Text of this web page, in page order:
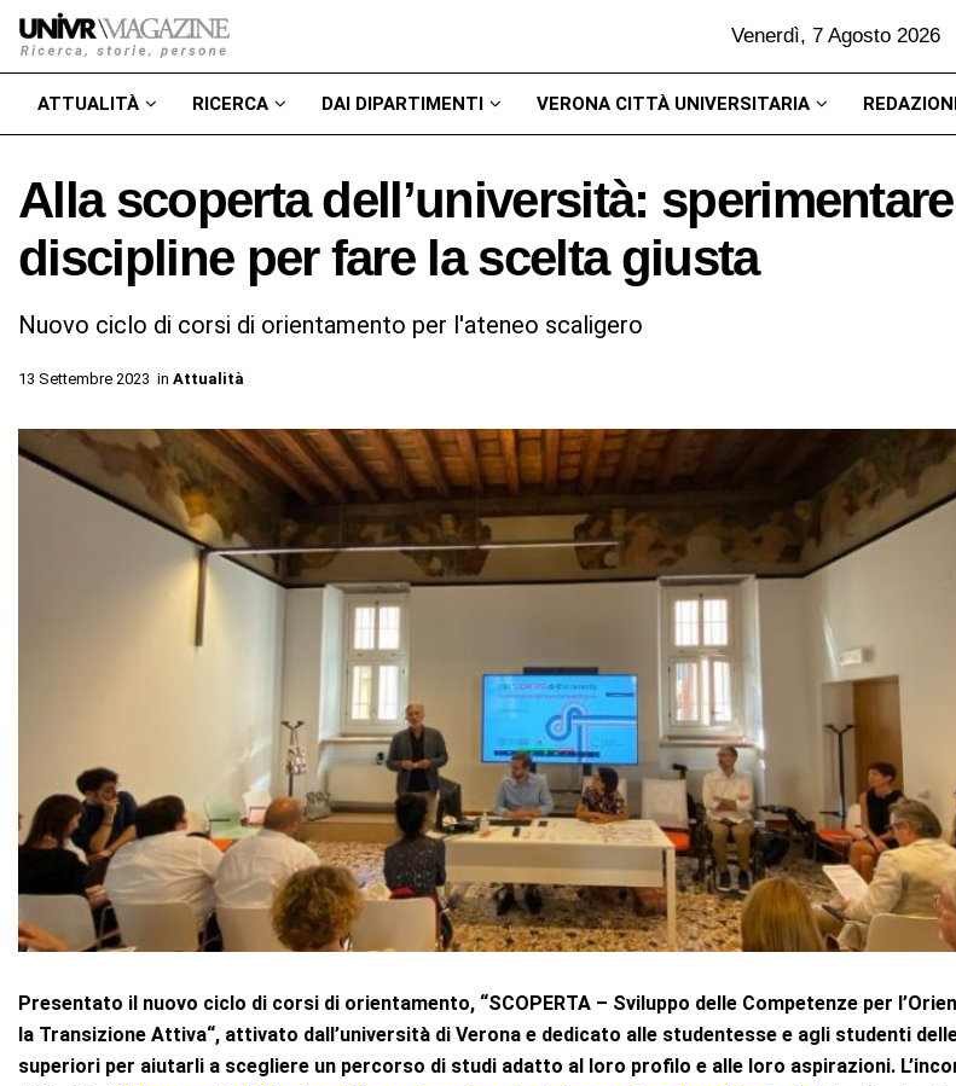
Venerdì, 7 Agosto 2026
ATTUALITÀ RICERCA DAI DIPARTIMENTI VERONA CITTÀ UNIVERSITARIA
Alla scoperta dell’università: sperimentare
discipline per fare la scelta giusta
Nuovo ciclo di corsi di orientamento per l'ateneo scaligero
13 Settembre 2023 in Attualità
Presentato il nuovo ciclo di corsi di orientamento, “SCOPERTA – Sviluppo delle Competenze per
la Transizione Attiva“, attivato dall’università di Verona e dedicato alle studentesse e agli studenti
superiori per aiutarli a scegliere un percorso di studi adatto al loro profilo e alle loro aspirazioni.